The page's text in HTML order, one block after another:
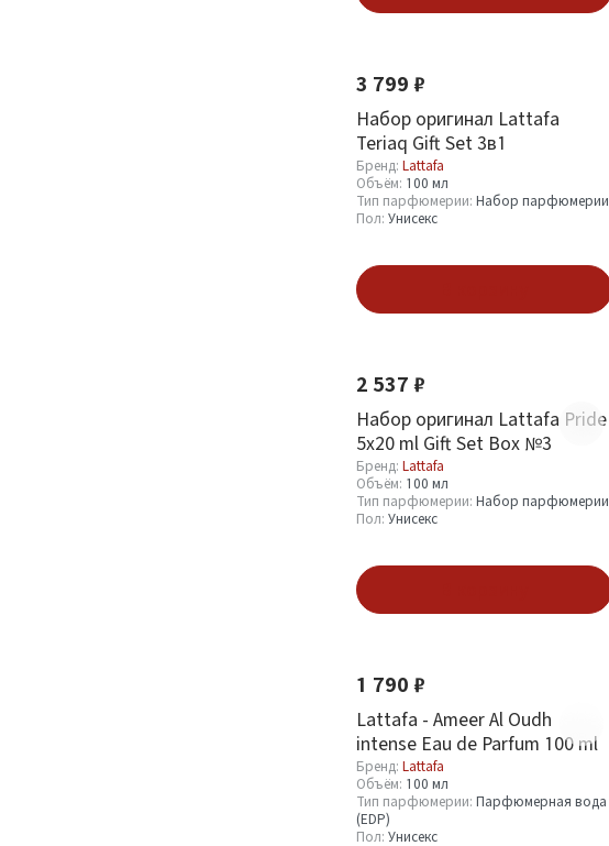
3 799 ₽
Набор оригинал Lattafa
Teriaq Gift Set 3в1
Бренд: Lattafa
Объём: 100 мл
Тип парфюмерии: Набор парфюмерии
Пол: Унисекс
2 537 ₽
Набор оригинал Lattafa Pride
5х20 ml Gift Set Box №3
Бренд: Lattafa
Объём: 100 мл
Тип парфюмерии: Набор парфюмерии
Пол: Унисекс
1 790 ₽
Lattafa - Ameer Al Oudh
intense Eau de Parfum 100 ml
Бренд: Lattafa
Объём: 100 мл
Тип парфюмерии: Парфюмерная вода
(EDP)
Пол: Унисекс